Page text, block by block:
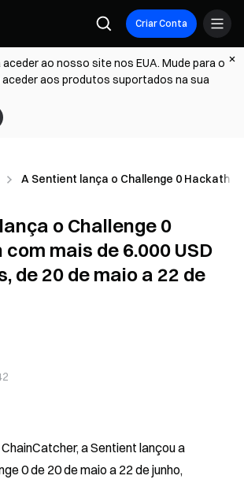
Criar Conta
ao nosso site nos EUA. Mude para o
aceder aos produtos suportados na sua
A Sentient lança o Challenge 0 Hackathon
o Challenge 0
mais de 6.000 USD
de 20 de maio a 22 de
a Sentient lançou a
0 de 20 de maio a 22 de junho,